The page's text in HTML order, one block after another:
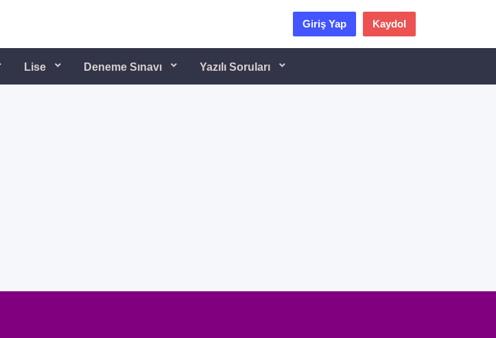
Kaydol
Giriş Yap
Lise Deneme Sınavı Yazılı Soruları